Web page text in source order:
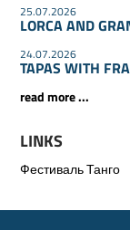
25.07.2026
LORCA AND
24.07.2026
TAPAS WITH
read more ...
LINKS
Фестиваль Танго